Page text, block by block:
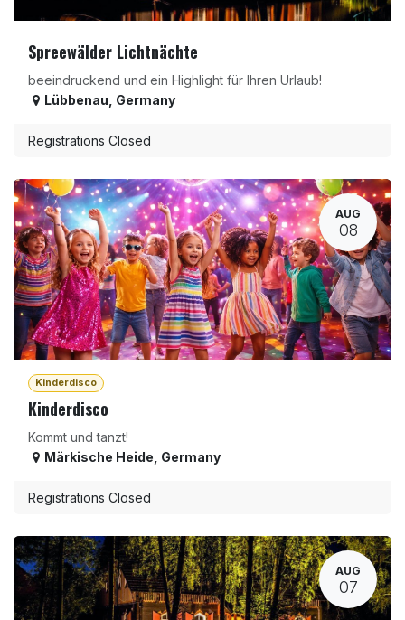
Spreewälder Lichtnächte
beeindruckend und ein Highlight für Ihren Urlaub!
Lübbenau Germany
Registrations Closed
AUG
08
Kinderdisco
Kinderdisco
Kommt und tanzt!
Märkische Heide Germany
Registrations Closed
AUG
07